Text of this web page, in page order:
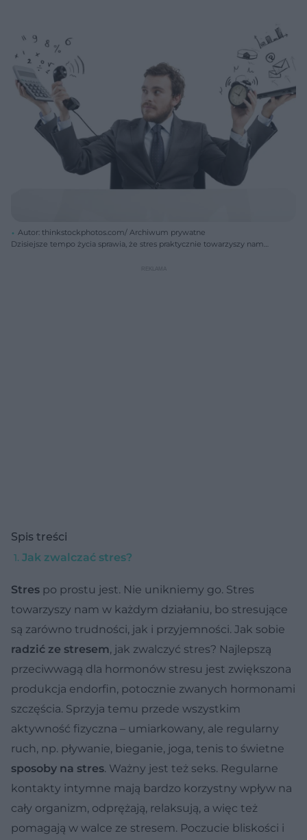
Autor: thinkstockphotos.com/ Archiwum prywatne
Dzisiejsze tempo życia sprawia, że stres praktycznie towarzyszy nam
Spis treści
Jak zwalczać stres?
Stres po prostu jest. Nie unikniemy go. Stres
towarzyszy nam w każdym działaniu, bo stresujące
są zarówno trudności, jak i przyjemności. Jak sobie
radzić ze stresem, jak zwalczyć stres? Najlepszą
przeciwwagą dla hormonów stresu jest zwiększona
produkcja endorfin, potocznie zwanych hormonami
szczęścia. Sprzyja temu przede wszystkim
aktywność fizyczna – umiarkowany, ale regularny
ruch, np. pływanie, bieganie, joga, tenis to świetne
sposoby na stres. Ważny jest też seks. Regularne
kontakty intymne mają bardzo korzystny wpływ na
cały organizm, odprężają, relaksują, a więc też
pomagają w walce ze stresem. Poczucie bliskości i